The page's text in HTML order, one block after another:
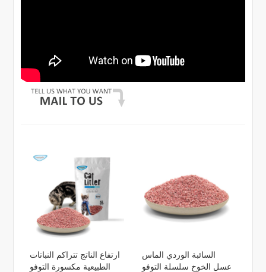
ارتفاع الناتج تتراكم النباتات
الطبيعية مكسورة التوفو
السائبة الوردي الماس
عسل الخوخ سلسلة التوفو